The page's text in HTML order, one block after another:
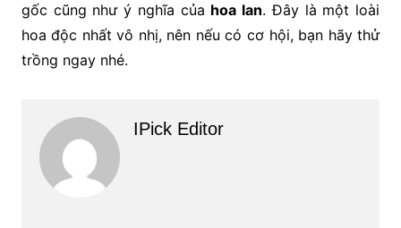
gốc cũng như ý nghĩa của hoa lan. Đây là một loài
hoa độc nhất vô nhị, nên nếu có cơ hội, bạn hãy thử
trồng ngay nhé.
IPick Editor